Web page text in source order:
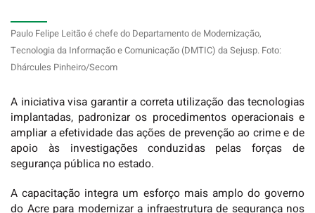
Paulo Felipe Leitão é chefe do Departamento de Modernização,
Tecnologia da Informação e Comunicação (DMTIC) da Sejusp. Foto:
Dhárcules Pinheiro/Secom
A iniciativa visa garantir a correta utilização das tecnologias
implantadas, padronizar os procedimentos operacionais e
ampliar a efetividade das ações de prevenção ao crime e de
apoio às investigações conduzidas pelas forças de
segurança pública no estado.
A capacitação integra um esforço mais amplo do governo
do Acre para modernizar a infraestrutura de segurança nos